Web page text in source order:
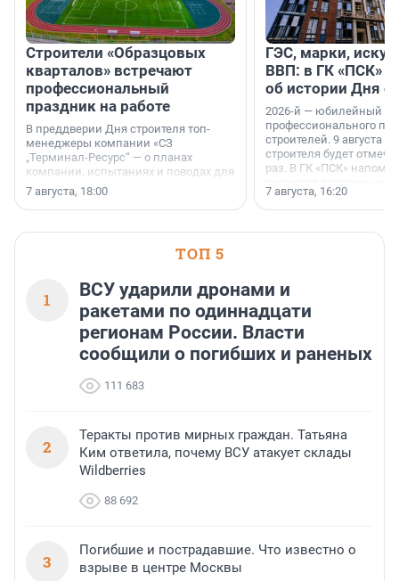
Строители «Образцовых
кварталов» встречают
профессиональный
праздник на работе
В преддверии Дня строителя топ-
менеджеры компании «СЗ
„Терминал-Ресурс“ — о планах
компании, испытаниях и поводах для
осторожного оптимизма.
7 августа, 18:00
ГЭС, марки,
ВВП: в ГК «ПСК»
об истории Дня
2026-й — юбилейный
профессионального
строителей. 9 августа
строителя будет
раз. В ГК «ПСК»
поменялась роль
7 августа, 16:20
ТОП 5
1
ВСУ ударили дронами и
ракетами по одиннадцати
регионам России. Власти
сообщили о погибших и раненых
111 683
2
Теракты против мирных граждан. Татьяна
Ким ответила, почему ВСУ атакует склады
Wildberries
88 692
3
Погибшие и пострадавшие. Что известно о
взрыве в центре Москвы